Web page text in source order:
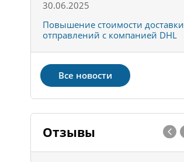
30.06.2025
Повышение стоимости доставки
отправлений с компанией DHL
Все новости
Отзывы